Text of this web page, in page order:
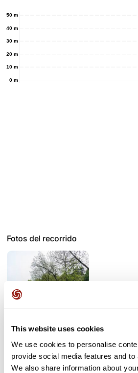
This website uses cookies
We use cookies to personalise
provide social media features and
We also share information about
0 m
10 m
20 m
30 m
40 m
50 m
Fotos del recorrido
Opiniones de los usuarios